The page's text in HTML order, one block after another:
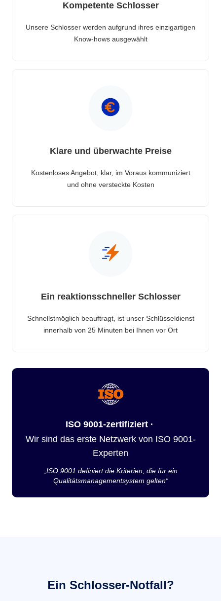
Kompetente Schlosser
Unsere Schlosser werden aufgrund ihres einzigartigen
Know-hows ausgewählt
Klare und überwachte Preise
Kostenloses Angebot, klar, im Voraus kommuniziert
und ohne versteckte Kosten
Ein reaktionsschneller Schlosser
Schnellstmöglich beauftragt, ist unser Schlüsseldienst
innerhalb von 25 Minuten bei Ihnen vor Ort
ISO 9001-zertifiziert ·
Wir sind das erste Netzwerk von ISO 9001-
Experten
„ISO 9001 definiert die Kriterien, die für ein
Qualitätsmanagementsystem gelten“
Ein Schlosser-Notfall?